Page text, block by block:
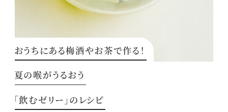
おうちにある梅酒やお茶で作る！
夏の喉がうるおう
「飲むゼリー」のレシピ